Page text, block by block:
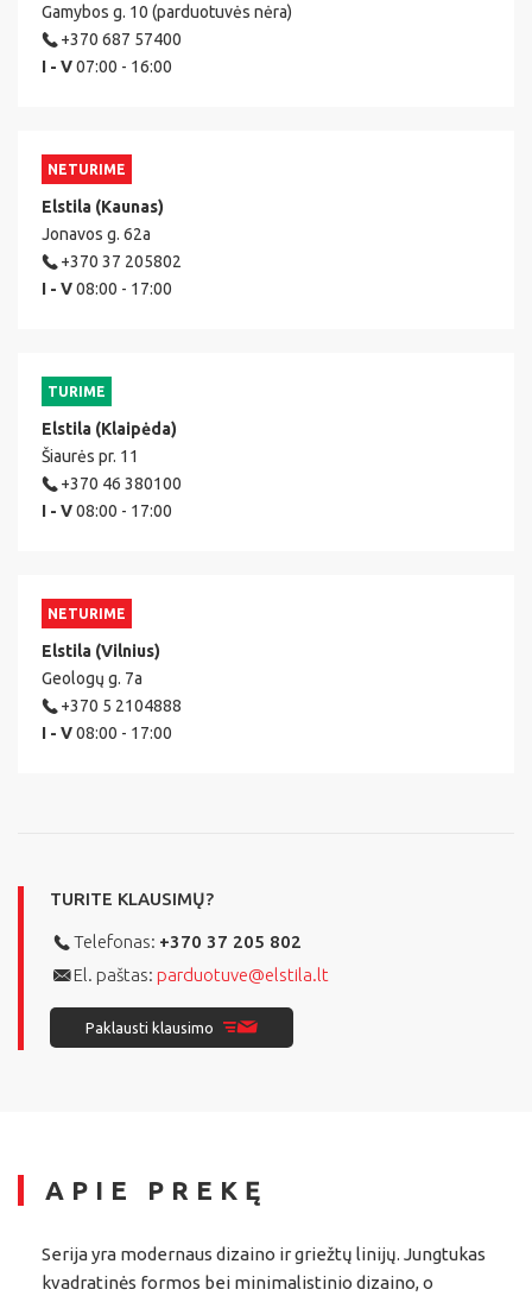
Gamybos g. 10 (parduotuvės nėra)
+370 687 57400
I - V07:00 - 16:00
NETURIME
Elstila (Kaunas)
Jonavos g. 62a
+370 37 205802
I - V08:00 - 17:00
TURIME
Elstila (Klaipėda)
Šiaurės pr. 11
+370 46 380100
I - V08:00 - 17:00
NETURIME
Elstila (Vilnius)
Geologų g. 7a
+370 5 2104888
I - V08:00 - 17:00
TURITE KLAUSIMŲ?
Telefonas: +370 37 205 802
El. paštas: parduotuve@elstila.lt
Paklausti klausimo
APIE PREKĘ
Serija yra modernaus dizaino ir griežtų linijų. Jungtukas
kvadratinės formos bei minimalistinio dizaino, o